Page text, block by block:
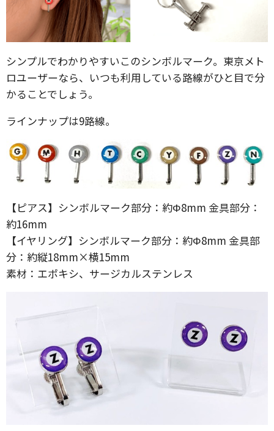
シンプルでわかりやすいこのシンボルマーク。東京メト
ロユーザーなら、いつも利用している路線がひと目で分
かることでしょう。
ラインナップは9路線。
【ピアス】シンボルマーク部分：約Φ8mm 金具部分：
約16mm
【イヤリング】シンボルマーク部分：約Φ8mm 金具部
分：約縦18mm×横15mm
素材：エポキシ、サージカルステンレス